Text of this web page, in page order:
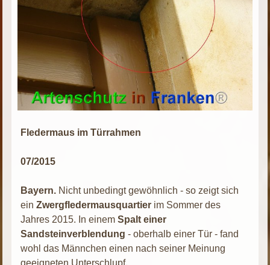
Fledermaus im Türrahmen
07/2015
Bayern. Nicht unbedingt gewöhnlich - so zeigt sich
einZwergfledermausquartier im Sommer des
Jahres 2015. In einemSpalt einer
Sandsteinverblendung - oberhalb einer Tür - fand
wohl das Männchen einen nach seiner Meinung
geeigneten Unterschlupf.